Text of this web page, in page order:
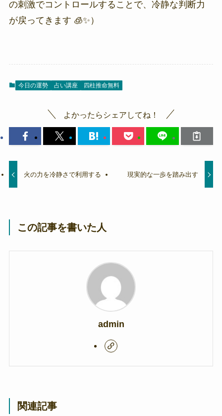
の刺激でコントロールすることで、冷静な判断力
が戻ってきます 🧊✨）
今日の運勢 占い講座 四柱推命無料
よかったらシェアしてね！
火の力を冷静さで利用する 現実的な一歩を踏み出す
この記事を書いた人
admin
関連記事